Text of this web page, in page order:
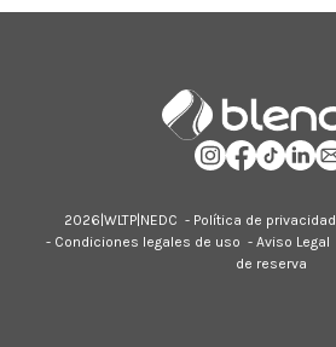
2026| WLTP| NEDC - Política de privacidad
- Condiciones legales de uso - Aviso Legal
de reserva